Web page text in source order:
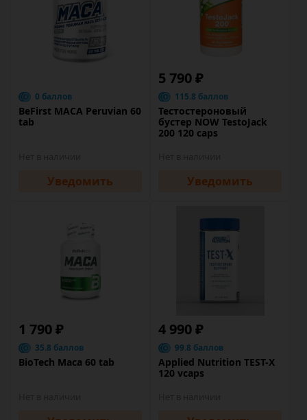
0 баллов
BeFirst MACA Peruvian 60
tab
Уведомить
5 790 ₽
115.8 баллов
Тестостероновый
бустер NOW TestoJack
200 120 caps
Уведомить
1 790 ₽
35.8 баллов
BioTech Maca 60 tab
4 990 ₽
99.8 баллов
Applied Nutrition TEST-X
120 vcaps